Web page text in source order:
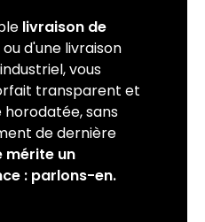
livraison de
d'une livraison
vous
transparent et
sans
de dernière
mérite un
: parlons-en.